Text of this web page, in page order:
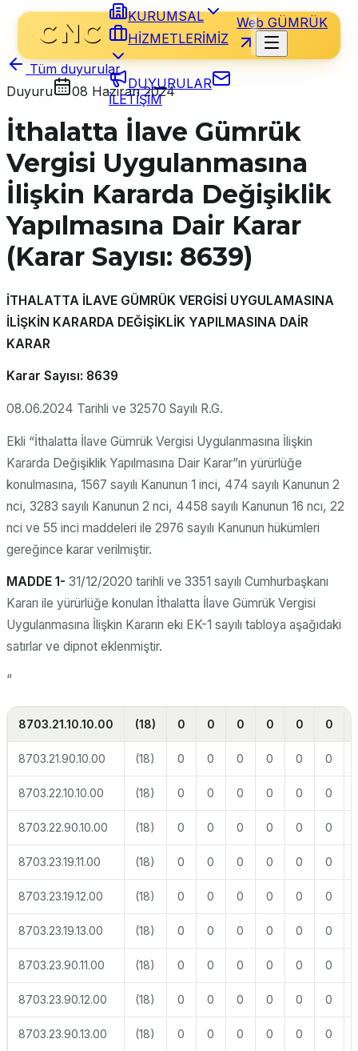
KURUMSAL
HİZMETLERİMİZ
DUYURULAR
İLETİŞİM
Web GÜMRÜK
Tüm duyurular
Duyuru
08 Haziran 2024
İthalatta İlave Gümrük
Vergisi Uygulanmasına
İlişkin Kararda Değişiklik
Yapılmasına Dair Karar
(Karar Sayısı: 8639)
İTHALATTA İLAVE GÜMRÜK VERGİSİ UYGULAMASINA
İLİŞKİN KARARDA DEĞİŞİKLİK YAPILMASINA DAİR
KARAR
Karar Sayısı: 8639
08.06.2024 Tarihli ve 32570 Sayılı R.G.
Ekli “İthalatta İlave Gümrük Vergisi Uygulanmasına İlişkin
Kararda Değişiklik Yapılmasına Dair Karar”ın yürürlüğe
konulmasına, 1567 sayılı Kanunun 1 inci, 474 sayılı Kanunun 2
nci, 3283 sayılı Kanunun 2 nci, 4458 sayılı Kanunun 16 ncı, 22
nci ve 55 inci maddeleri ile 2976 sayılı Kanunun hükümleri
gereğince karar verilmiştir.
MADDE 1- 31/12/2020 tarihli ve 3351 sayılı Cumhurbaşkanı
Kararı ile yürürlüğe konulan İthalatta İlave Gümrük Vergisi
Uygulanmasına İlişkin Kararın eki EK-1 sayılı tabloya aşağıdaki
satırlar ve dipnot eklenmiştir.
“
8703.21.10.10.00 (18) 0 0 0 0 0 0
8703.21.90.10.00 (18) 0 0 0 0 0 0
8703.22.10.10.00 (18) 0 0 0 0 0 0
8703.22.90.10.00 (18) 0 0 0 0 0 0
8703.23.19.11.00 (18) 0 0 0 0 0 0
8703.23.19.12.00 (18) 0 0 0 0 0 0
8703.23.19.13.00 (18) 0 0 0 0 0 0
8703.23.90.11.00 (18) 0 0 0 0 0 0
8703.23.90.12.00 (18) 0 0 0 0 0 0
8703.23.90.13.00 (18) 0 0 0 0 0 0